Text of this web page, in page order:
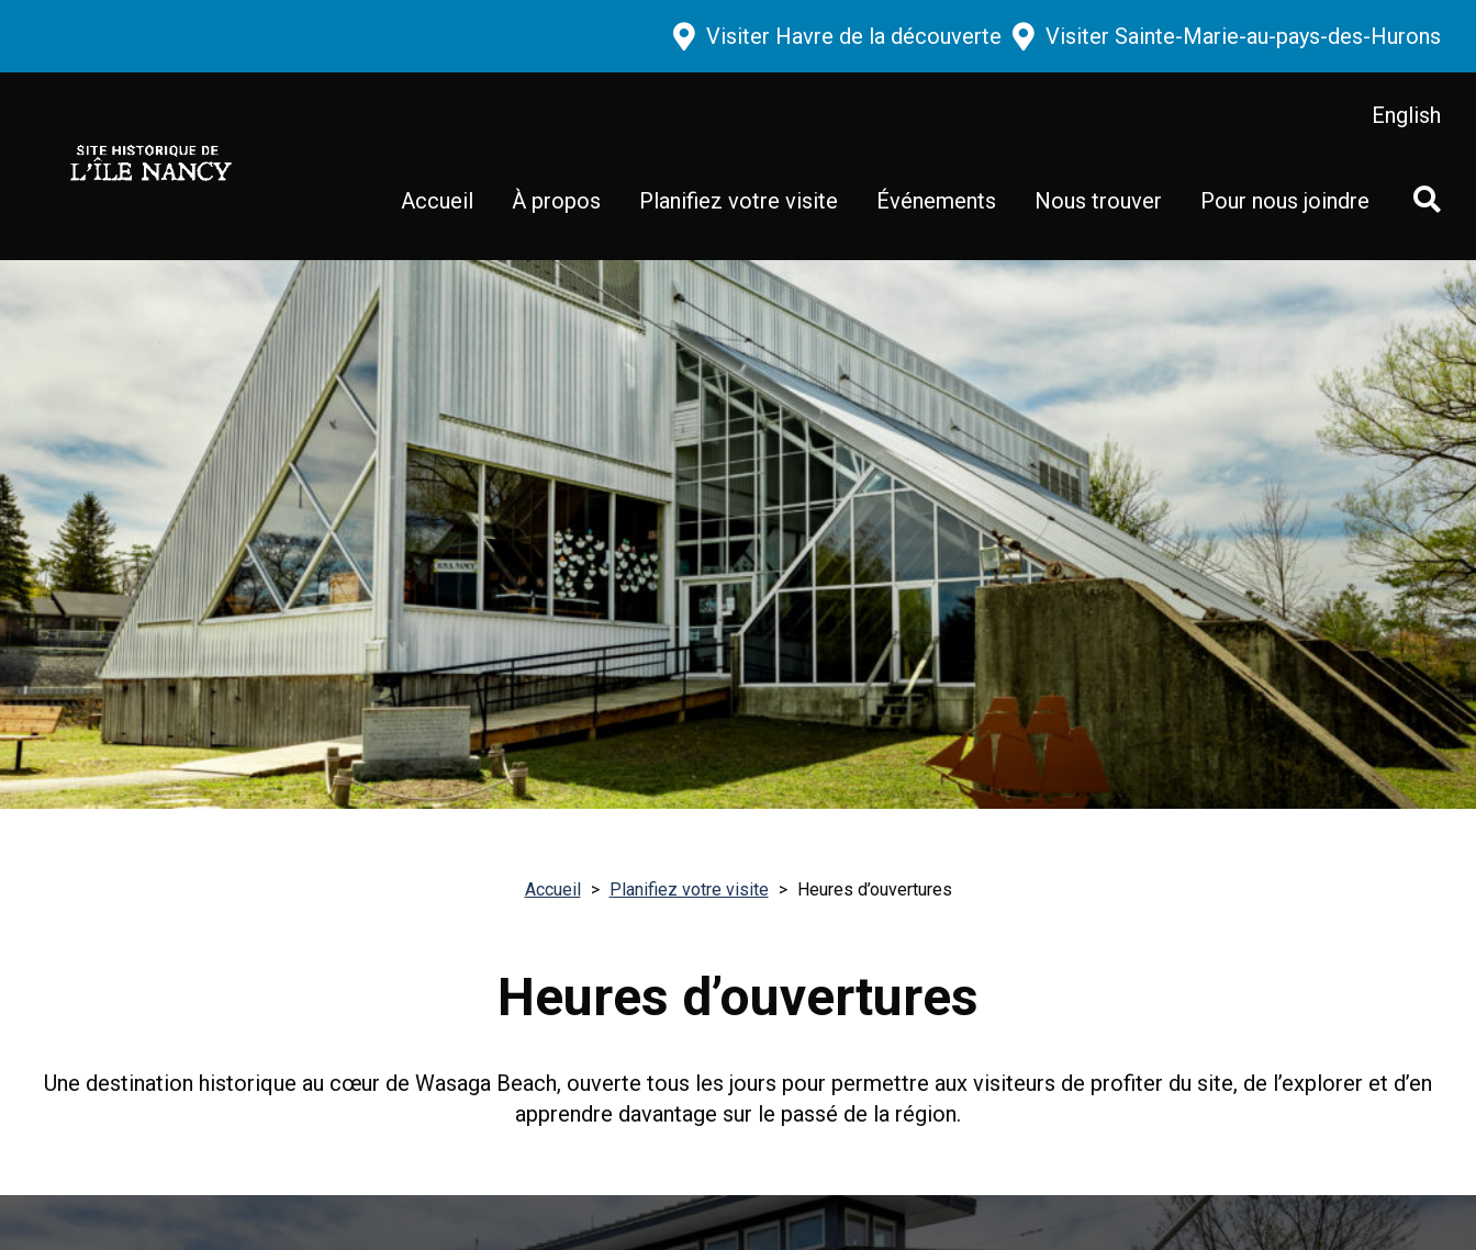
Visiter Havre de la découverte Visiter Sainte-Marie-au-pays-des-Hurons
English
Accueil À propos Planifiez votre visite Événements Nous trouver Pour nous joindre
Accueil > Planifiez votre visite > Heures d’ouvertures
Heures d’ouvertures
Une destination historique au cœur de Wasaga Beach, ouverte tous les jours pour permettre aux visiteurs de profiter du site, de l’explorer et d’en
apprendre davantage sur le passé de la région.